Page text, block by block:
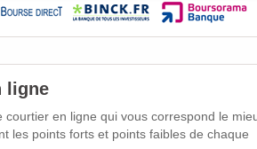
ligne
en ligne qui vous correspond le
les points forts et points faibles de chaque